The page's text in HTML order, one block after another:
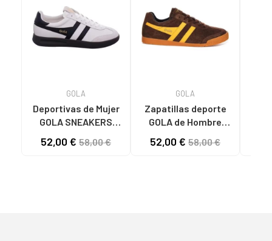
GOLA
Deportivas de Mujer
GOLA SNEAKERS
BLANCO-NEGRO
52,00 € 58,00 €
GOLA
Zapatillas deporte
GOLA de Hombre
HARRIER MARRON
52,00 € 58,00 €